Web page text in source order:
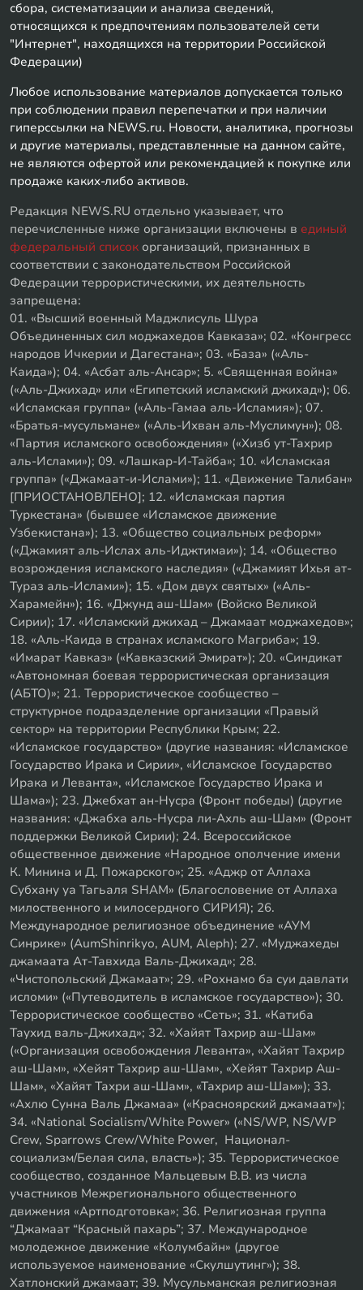
сбора, систематизации и анализа сведений,
относящихся к предпочтениям пользователей сети
"Интернет", находящихся на территории Российской
Федерации)
Любое использование материалов допускается только
при соблюдении правил перепечатки и при наличии
гиперссылки на NEWS.ru. Новости, аналитика, прогнозы
и другие материалы, представленные на данном сайте,
не являются офертой или рекомендацией к покупке или
продаже каких-либо активов.
Редакция NEWS.RU отдельно указывает, что
перечисленные ниже организации включены в единый
федеральный список организаций, признанных в
соответствии с законодательством Российской
Федерации террористическими, их деятельность
запрещена:
01. «Высший военный Маджлисуль Шура
Объединенных сил моджахедов Кавказа»; 02. «Конгресс
народов Ичкерии и Дагестана»; 03. «База» («Аль-
Каида»); 04. «Асбат аль-Ансар»; 5. «Священная война»
(«Аль-Джихад» или «Египетский исламский джихад»); 06.
«Исламская группа» («Аль-Гамаа аль-Исламия»); 07.
«Братья-мусульмане» («Аль-Ихван аль-Муслимун»); 08.
«Партия исламского освобождения» («Хизб ут-Тахрир
аль-Ислами»); 09. «Лашкар-И-Тайба»; 10. «Исламская
группа» («Джамаат-и-Ислами»); 11. «Движение Талибан»
[ПРИОСТАНОВЛЕНО]; 12. «Исламская партия
Туркестана» (бывшее «Исламское движение
Узбекистана»); 13. «Общество социальных реформ»
(«Джамият аль-Ислах аль-Иджтимаи»); 14. «Общество
возрождения исламского наследия» («Джамият Ихья ат-
Тураз аль-Ислами»); 15. «Дом двух святых» («Аль-
Харамейн»); 16. «Джунд аш-Шам» (Войско Великой
Сирии); 17. «Исламский джихад – Джамаат моджахедов»;
18. «Аль-Каида в странах исламского Магриба»; 19.
«Имарат Кавказ» («Кавказский Эмират»); 20. «Синдикат
«Автономная боевая террористическая организация
(АБТО)»; 21. Террористическое сообщество –
структурное подразделение организации «Правый
сектор» на территории Республики Крым; 22.
«Исламское государство» (другие названия: «Исламское
Государство Ирака и Сирии», «Исламское Государство
Ирака и Леванта», «Исламское Государство Ирака и
Шама»); 23. Джебхат ан-Нусра (Фронт победы) (другие
названия: «Джабха аль-Нусра ли-Ахль аш-Шам» (Фронт
поддержки Великой Сирии); 24. Всероссийское
общественное движение «Народное ополчение имени
К. Минина и Д. Пожарского»; 25. «Аджр от Аллаха
Субхану уа Тагьаля SHAM» (Благословение от Аллаха
милоственного и милосердного СИРИЯ); 26.
Международное религиозное объединение «АУМ
Синрике» (AumShinrikyo, AUM, Aleph); 27. «Муджахеды
джамаата Ат-Тавхида Валь-Джихад»; 28.
«Чистопольский Джамаат»; 29. «Рохнамо ба суи давлати
исломи» («Путеводитель в исламское государство»); 30.
Террористическое сообщество «Сеть»; 31. «Катиба
Таухид валь-Джихад»; 32. «Хайят Тахрир аш-Шам»
(«Организация освобождения Леванта», «Хайят Тахрир
аш-Шам», «Хейят Тахрир аш-Шам», «Хейят Тахрир Аш-
Шам», «Хайят Тахри аш-Шам», «Тахрир аш-Шам»); 33.
«Ахлю Сунна Валь Джамаа» («Красноярский джамаат»);
34. «National Socialism/White Power» («NS/WP, NS/WP
Crew, Sparrows Crew/White Power, Национал-
социализм/Белая сила, власть»); 35. Террористическое
сообщество, созданное Мальцевым В.В. из числа
участников Межрегионального общественного
движения «Артподготовка»; 36. Религиозная группа
“Джамаат “Красный пахарь”; 37. Международное
молодежное движение «Колумбайн» (другое
используемое наименование «Скулшутинг»); 38.
Хатлонский джамаат; 39. Мусульманская религиозная